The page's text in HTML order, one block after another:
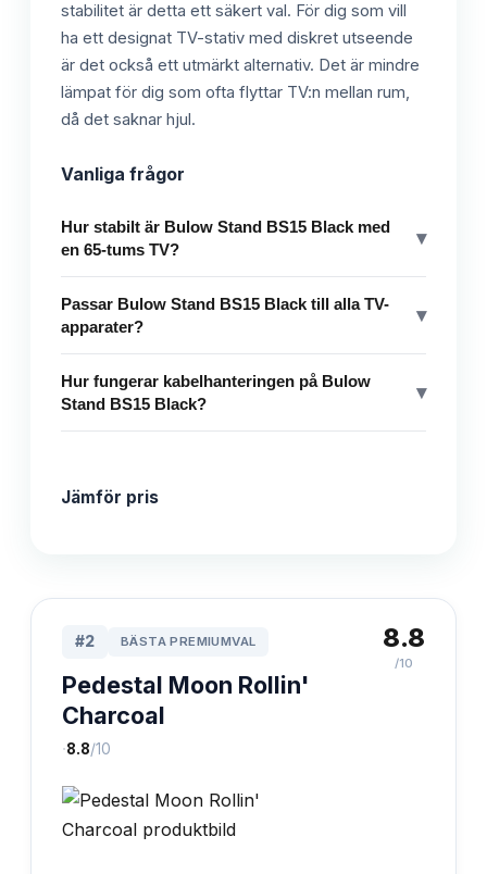
stabilitet är detta ett säkert val. För dig som vill
ha ett designat TV-stativ med diskret utseende
är det också ett utmärkt alternativ. Det är mindre
lämpat för dig som ofta flyttar TV:n mellan rum,
då det saknar hjul.
Vanliga frågor
Hur stabilt är Bulow Stand BS15 Black med
en 65-tums TV?
▾
Passar Bulow Stand BS15 Black till alla TV-
apparater?
▾
Hur fungerar kabelhanteringen på Bulow
Stand BS15 Black?
▾
Jämför pris
#2 BÄSTA PREMIUMVAL
Pedestal Moon Rollin'
Charcoal
·8.8/10
8.8
/10